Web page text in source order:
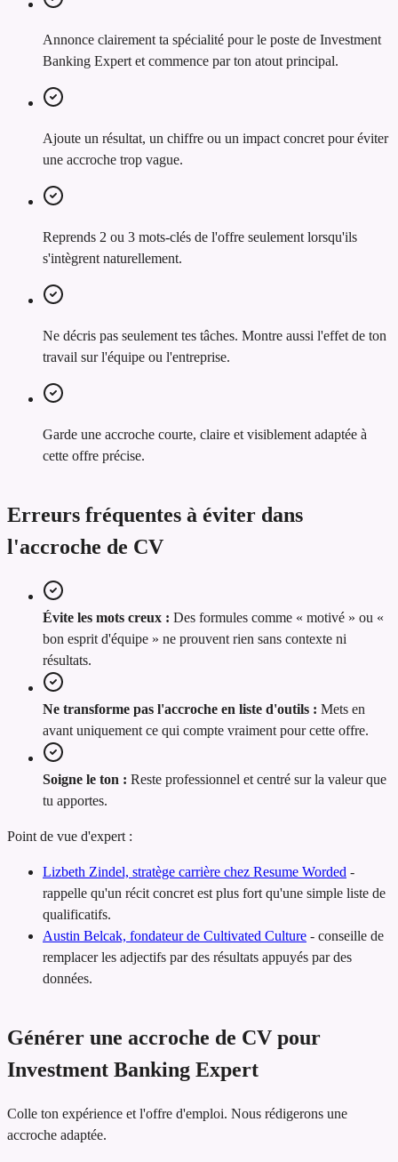
Annonce clairement ta spécialité pour le poste de Investment
Banking Expert et commence par ton atout principal.
Ajoute un résultat, un chiffre ou un impact concret pour éviter
une accroche trop vague.
Reprends 2 ou 3 mots-clés de l'offre seulement lorsqu'ils
s'intègrent naturellement.
Ne décris pas seulement tes tâches. Montre aussi l'effet de ton
travail sur l'équipe ou l'entreprise.
Garde une accroche courte, claire et visiblement adaptée à
cette offre précise.
Erreurs fréquentes à éviter dans
l'accroche de CV
Évite les mots creux : Des formules comme « motivé » ou «
bon esprit d'équipe » ne prouvent rien sans contexte ni
résultats.
Ne transforme pas l'accroche en liste d'outils : Mets en
avant uniquement ce qui compte vraiment pour cette offre.
Soigne le ton : Reste professionnel et centré sur la valeur que
tu apportes.
Point de vue d'expert :
Lizbeth Zindel, stratège carrière chez Resume Worded -
rappelle qu'un récit concret est plus fort qu'une simple liste de
qualificatifs.
Austin Belcak, fondateur de Cultivated Culture - conseille de
remplacer les adjectifs par des résultats appuyés par des
données.
Générer une accroche de CV pour
Investment Banking Expert
Colle ton expérience et l'offre d'emploi. Nous rédigerons une
accroche adaptée.